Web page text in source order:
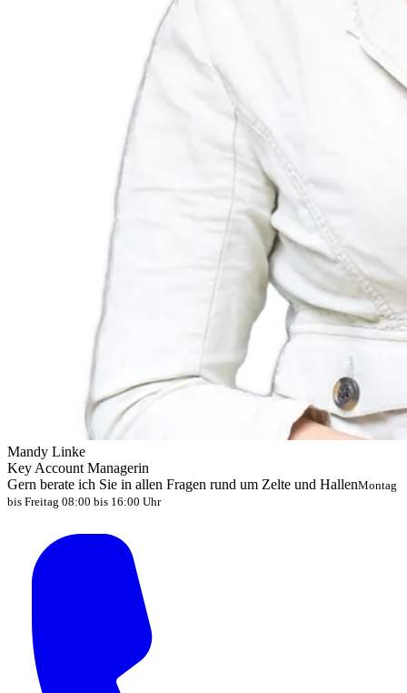
Mandy Linke
Key Account Managerin
Gern berate ich Sie in allen Fragen rund um Zelte und HallenMontag
bis Freitag 08:00 bis 16:00 Uhr